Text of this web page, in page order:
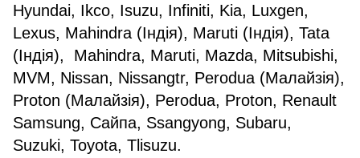
Hyundai, Ikco, Isuzu, Infiniti, Kia, Luxgen,
Lexus, Mahindra (Індія), Maruti (Індія), Tata
(Індія), Mahindra, Maruti, Mazda, Mitsubishi,
MVM, Nissan, Nissangtr, Perodua (Малайзія),
Proton (Малайзія), Perodua, Proton, Renault
Samsung, Сайпа, Ssangyong, Subaru,
Suzuki, Toyota, Tlisuzu.